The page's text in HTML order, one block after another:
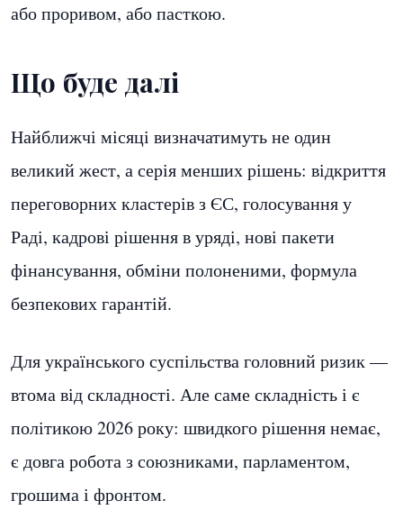
або проривом, або пасткою.
Що буде далі
Найближчі місяці визначатимуть не один
великий жест, а серія менших рішень: відкриття
переговорних кластерів з ЄС, голосування у
Раді, кадрові рішення в уряді, нові пакети
фінансування, обміни полоненими, формула
безпекових гарантій.
Для українського суспільства головний ризик —
втома від складності. Але саме складність і є
політикою 2026 року: швидкого рішення немає,
є довга робота з союзниками, парламентом,
грошима і фронтом.